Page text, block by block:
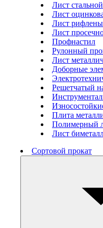
Лист стальной
Лист
Лист
Лист
Профнастил
Рулонный
Лист
Доборные
Решетчатый
Плита
Полимерный
Лист
Сортовой прокат